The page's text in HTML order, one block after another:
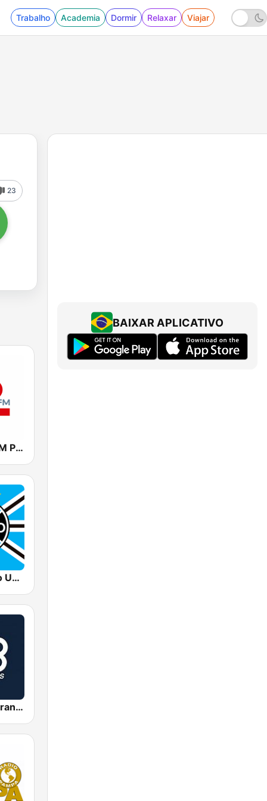
Trabalho Academia Dormir Relaxar Viajar
23
Jovem Pan FM Porto Alegre
Grêmio Rádio Umbro
Rádio Bandeirantes FM 94.9
BAIXAR APLICATIVO